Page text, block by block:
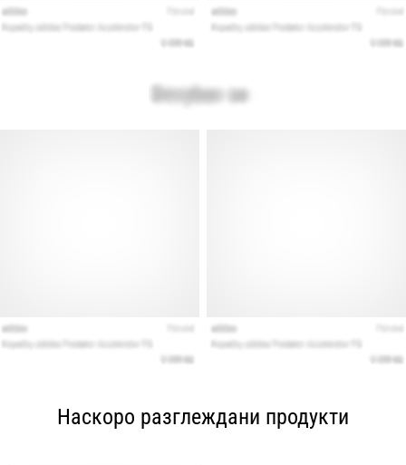
Наскоро разглеждани продукти